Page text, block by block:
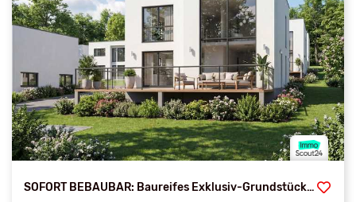
SOFORT BEBAUBAR: Baureifes Exklusiv-Grundstück in Bestlage!